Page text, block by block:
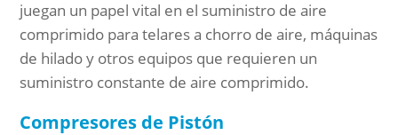
juegan un papel vital en el suministro de aire
comprimido para telares a chorro de aire, máquinas
de hilado y otros equipos que requieren un
suministro constante de aire comprimido.
Compresores de Pistón